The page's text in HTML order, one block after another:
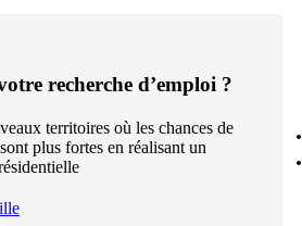
recherche d’emploi ?
territoires où les chances de
plus fortes en réalisant un